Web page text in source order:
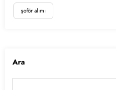
şoför alımı
Ara